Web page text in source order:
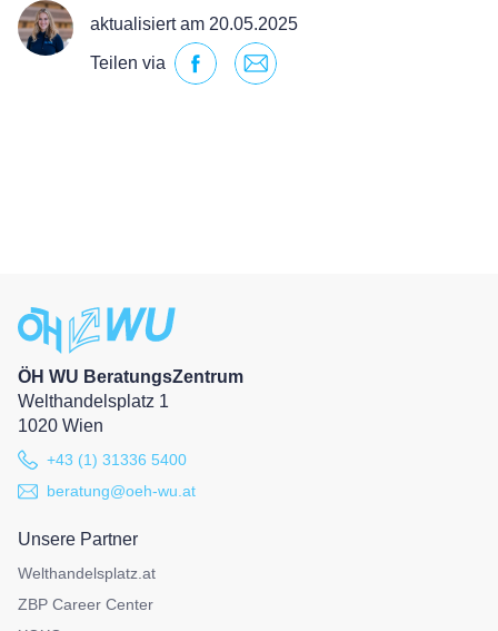
aktualisiert am 20.05.2025
Teilen via
ÖH WU BeratungsZentrum
Welthandelsplatz 1
1020 Wien
+43 (1) 31336 5400
beratung@oeh-wu.at
Unsere Partner
Welthandelsplatz.at
ZBP Career Center